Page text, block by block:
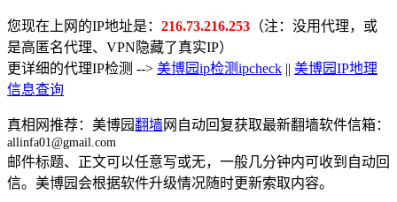
您现在上网的IP地址是： 216.73.216.253 （注：没用代理，或
是高匿名代理、VPN隐藏了真实IP）
更详细的代理IP检测 --> 美博园ip检测ipcheck || 美博园IP地理
信息查询
真相网推荐：美博园翻墙网自动回复获取最新翻墙软件信箱：
allinfa01@gmail.com
邮件标题、正文可以任意写或无，一般几分钟内可收到自动回
信。美博园会根据软件升级情况随时更新索取内容。